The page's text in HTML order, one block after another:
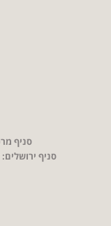
סניף
סניף ירושלים: